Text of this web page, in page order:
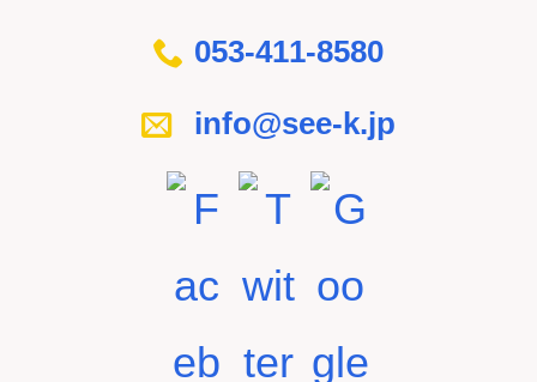
053-411-8580
info@see-k.jp